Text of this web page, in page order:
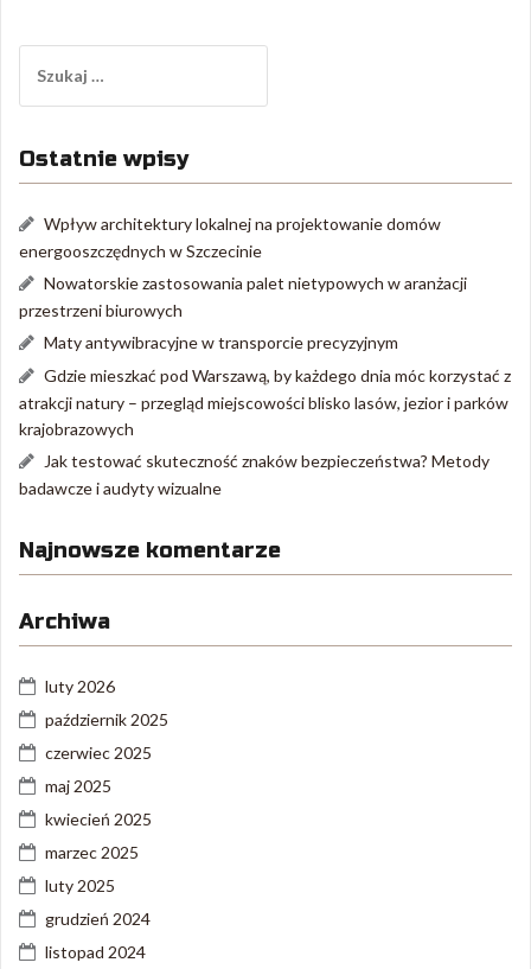
Ostatnie wpisy
Wpływ architektury lokalnej na projektowanie domów
energooszczędnych w Szczecinie
Nowatorskie zastosowania palet nietypowych w aranżacji
przestrzeni biurowych
Maty antywibracyjne w transporcie precyzyjnym
Gdzie mieszkać pod Warszawą, by każdego dnia móc korzystać z
atrakcji natury – przegląd miejscowości blisko lasów, jezior i parków
krajobrazowych
Jak testować skuteczność znaków bezpieczeństwa? Metody
badawcze i audyty wizualne
Najnowsze komentarze
Archiwa
luty 2026
październik 2025
czerwiec 2025
maj 2025
kwiecień 2025
marzec 2025
luty 2025
grudzień 2024
listopad 2024